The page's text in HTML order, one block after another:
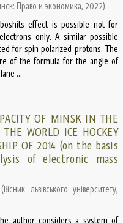
Право и экономика, 2022)
effect is possible not for
only. A similar possible
for spin polarized protons. The
of the formula for the angle of
...
OF MINSK IN THE
WORLD ICE HOCKEY
OF 2014 (on the basis
of electronic mass
(Вісник львівського університету,
author considers a system of